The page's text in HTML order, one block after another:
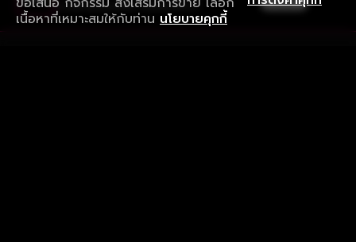
เนื้อหาที่เหมาะสมให้กับท่าน นโยบายคุกกี้
ดาวน์โหลดแอปเพื่อการรับชมที่ดีกว่า